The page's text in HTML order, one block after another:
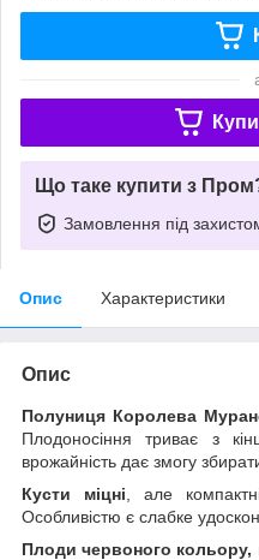
Що таке купити з
Замовлення під
Опис Характеристики
Опис
Полуниця Королева
Плодоносіння триває з
врожайність дає змогу
Кусти міцні , але
Особливістю є слабке
Плоди червоного кольору,